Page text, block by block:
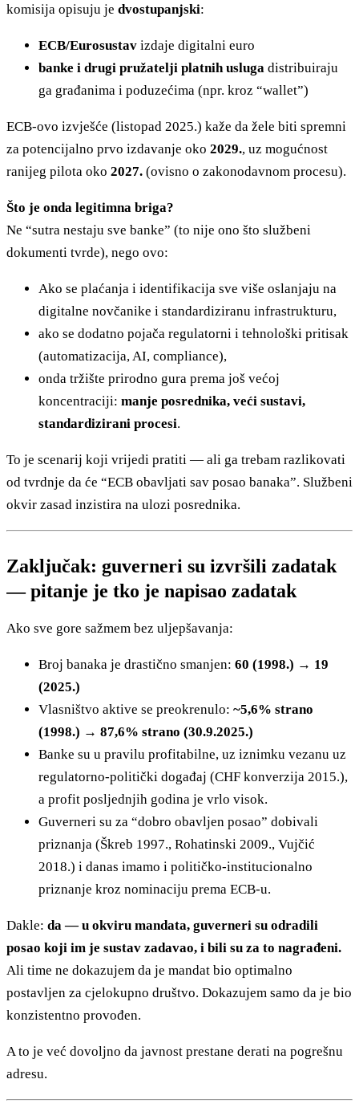
komisija opisuju je dvostupanjski:
ECB/Eurosustav izdaje digitalni euro
banke i drugi pružatelji platnih usluga distribuiraju
ga građanima i poduzećima (npr. kroz “wallet”)
ECB-ovo izvješće (listopad 2025.) kaže da žele biti spremni
za potencijalno prvo izdavanje oko 2029., uz mogućnost
ranijeg pilota oko 2027. (ovisno o zakonodavnom procesu).
Što je onda legitimna briga?
Ne “sutra nestaju sve banke” (to nije ono što službeni
dokumenti tvrde), nego ovo:
Ako se plaćanja i identifikacija sve više oslanjaju na
digitalne novčanike i standardiziranu infrastrukturu,
ako se dodatno pojača regulatorni i tehnološki pritisak
(automatizacija, AI, compliance),
onda tržište prirodno gura prema još većoj
koncentraciji: manje posrednika, veći sustavi,
standardizirani procesi.
To je scenarij koji vrijedi pratiti — ali ga trebam razlikovati
od tvrdnje da će “ECB obavljati sav posao banaka”. Službeni
okvir zasad inzistira na ulozi posrednika.
Zaključak: guverneri su izvršili zadatak
— pitanje je tko je napisao zadatak
Ako sve gore sažmem bez uljepšavanja:
Broj banaka je drastično smanjen: 60 (1998.) → 19
(2025.)
Vlasništvo aktive se preokrenulo: ~5,6% strano
(1998.) → 87,6% strano (30.9.2025.)
Banke su u pravilu profitabilne, uz iznimku vezanu uz
regulatorno-politički događaj (CHF konverzija 2015.),
a profit posljednjih godina je vrlo visok.
Guverneri su za “dobro obavljen posao” dobivali
priznanja (Škreb 1997., Rohatinski 2009., Vujčić
2018.) i danas imamo i političko-institucionalno
priznanje kroz nominaciju prema ECB-u.
Dakle: da — u okviru mandata, guverneri su odradili
posao koji im je sustav zadavao, i bili su za to nagrađeni.
Ali time ne dokazujem da je mandat bio optimalno
postavljen za cjelokupno društvo. Dokazujem samo da je bio
konzistentno provođen.
A to je već dovoljno da javnost prestane derati na pogrešnu
adresu.